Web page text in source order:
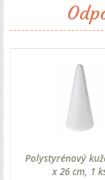
Polystyrénový
x 26 cm, 1